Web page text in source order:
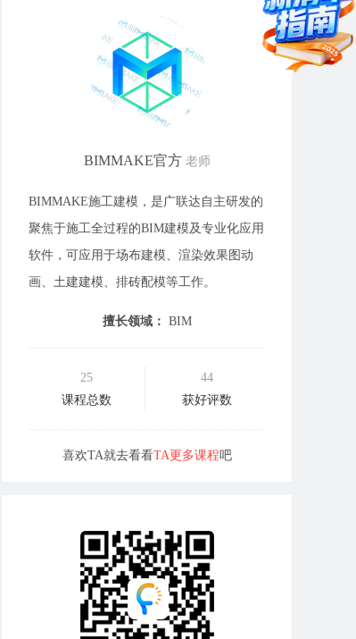
BIMMAKE官方 老师
BIMMAKE施工建模，是广联达自主研发的
聚焦于施工全过程的BIM建模及专业化应用
软件，可应用于场布建模、渲染效果图动
画、土建建模、排砖配模等工作。
擅长领域： BIM
25
课程总数
44
获好评数
喜欢TA就去看看TA更多课程吧